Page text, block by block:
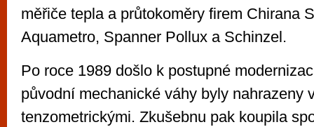
měřiče tepla a průtokoměry firem Chirana
Aquametro, Spanner Pollux a Schinzel.
Po roce 1989 došlo k postupné
původní mechanické váhy byly nahrazeny
tenzometrickými. Zkušebnu pak koupila